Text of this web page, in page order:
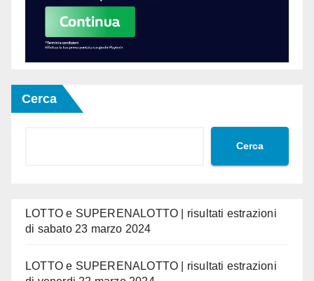
Cerca
Cerca
LOTTO e SUPERENALOTTO | risultati estrazioni
di sabato 23 marzo 2024
LOTTO e SUPERENALOTTO | risultati estrazioni